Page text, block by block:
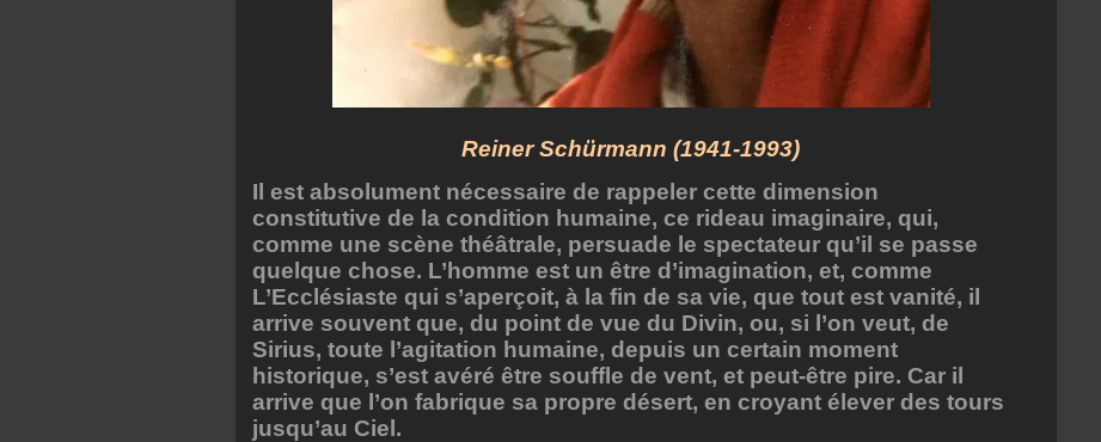
Reiner Schürmann (1941-1993)
Il est absolument nécessaire de rappeler cette dimension
constitutive de la condition humaine, ce rideau imaginaire, qui,
comme une scène théâtrale, persuade le spectateur qu’il se passe
quelque chose. L’homme est un être d’imagination, et, comme
L’Ecclésiaste qui s’aperçoit, à la fin de sa vie, que tout est vanité, il
arrive souvent que, du point de vue du Divin, ou, si l’on veut, de
Sirius, toute l’agitation humaine, depuis un certain moment
historique, s’est avéré être souffle de vent, et peut-être pire. Car il
arrive que l’on fabrique sa propre désert, en croyant élever des tours
jusqu’au Ciel.